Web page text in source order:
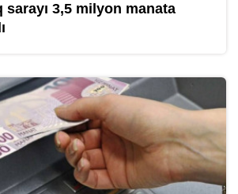
sarayı 3,5 milyon manata